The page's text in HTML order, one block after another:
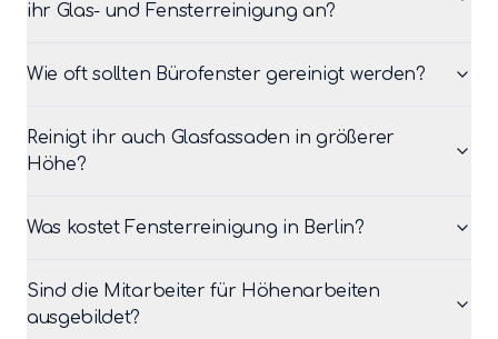
ihr Glas- und Fensterreinigung an?
Wie oft sollten Bürofenster gereinigt werden?
Reinigt ihr auch Glasfassaden in größerer
Höhe?
Was kostet Fensterreinigung in Berlin?
Sind die Mitarbeiter für Höhenarbeiten
ausgebildet?